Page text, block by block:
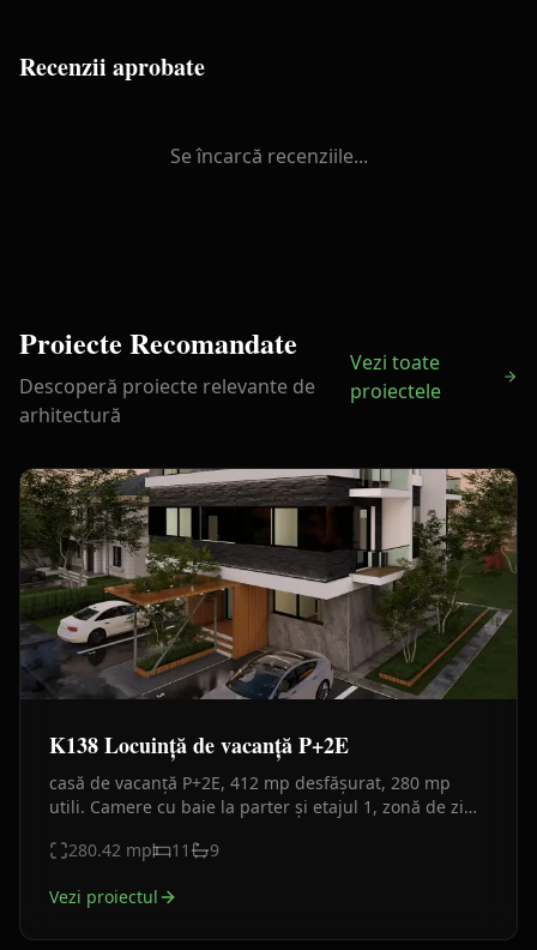
Recenzii aprobate
Se încarcă recenziile...
Proiecte Recomandate
Descoperă proiecte relevante de
arhitectură
Vezi toate
proiectele
K138 Locuință de vacanță P+2E
casă de vacanță P+2E, 412 mp desfășurat, 280 mp
utili. Camere cu baie la parter și etajul 1, zonă de zi
moderna.
280.42 mp 11 9
Vezi proiectul